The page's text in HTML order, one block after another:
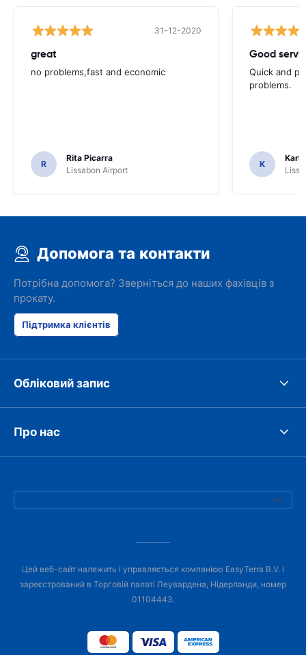
31-12-2020
great
no problems,fast and economic
R
Rita Picarra
Lissabon Airport
Good
Quick and
problems.
K
Karl
Допомога та контакти
Потрібна допомога? Зверніться до наших фахівців з
прокату.
Підтримка клієнтів
Обліковий запис
Про нас
Цей веб-сайт належить і управляється компанією EasyTerra B.V. і
зареєстрований в Торговій палаті Леувардена, Нідерланди, номер
01104443.